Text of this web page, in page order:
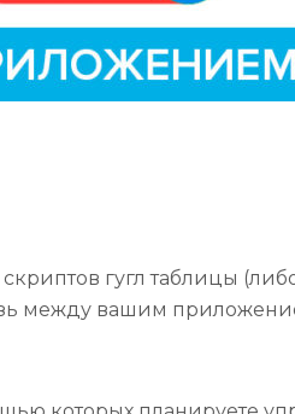
гугл таблицы
между вашим